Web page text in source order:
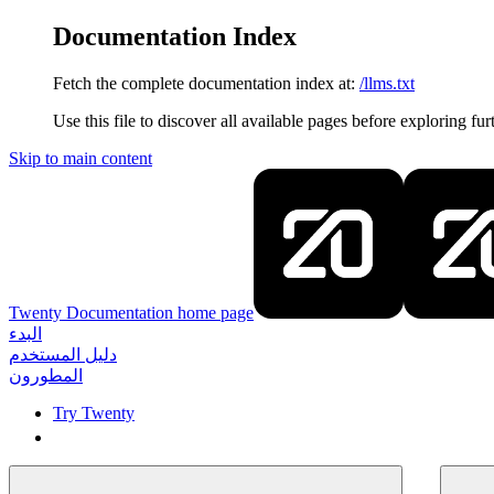
Documentation Index
Fetch the complete documentation index at: /llms.txt
Use this file to discover all available pages before exploring
Skip to main content
Twenty Documentation home page
البدء
دليل المستخدم
المطورون
Try Twenty